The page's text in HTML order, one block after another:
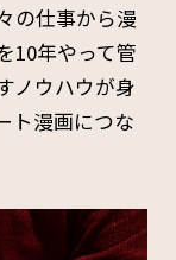
の仕事から漫
10年やって管
ノウハウが身
ト漫画につな